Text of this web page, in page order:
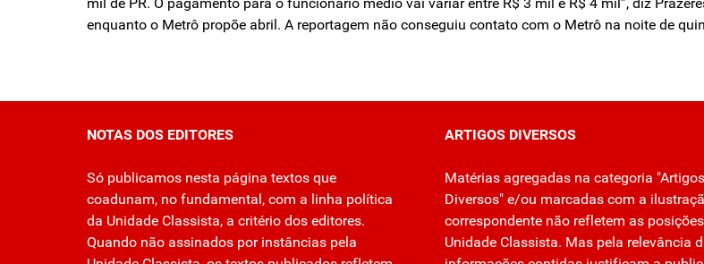
enquanto o Metrô propõe abril. A reportagem não conseguiu contato com o Metrô na noite de
NOTAS DOS EDITORES
Só publicamos nesta página textos que
coadunam, no fundamental, com a linha política
da Unidade Classista, a critério dos editores.
Quando não assinados por instâncias pela
ARTIGOS DIVERSOS
Matérias agregadas na categoria "Artigos
Diversos" e/ou marcadas com a
correspondente não refletem as
Unidade Classista. Mas pela relevância